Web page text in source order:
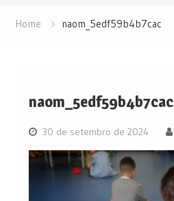
Home naom_5edf59b4b7cac
naom_5edf59b4b7cac
30 de setembro de 2024